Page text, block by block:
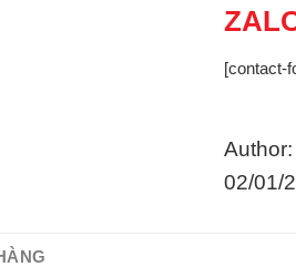
[contact-
02/01/